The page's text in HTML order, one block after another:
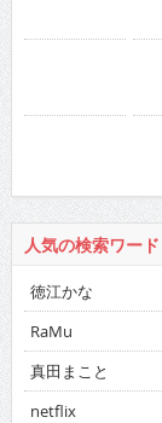
徳江かな
真田まこと
netflix
ドカント 2016年